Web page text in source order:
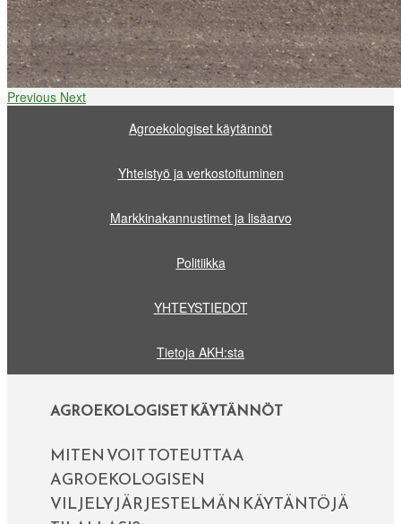
Previous Next
Agroekologiset käytännöt
Yhteistyö ja verkostoituminen
Markkinakannustimet ja lisäarvo
Politiikka
YHTEYSTIEDOT
Tietoja AKH:sta
AGROEKOLOGISET KÄYTÄNNÖT
MITEN VOIT TOTEUTTAA
AGROEKOLOGISEN
VILJELYJÄRJESTELMÄN KÄYTÄNTÖJÄ